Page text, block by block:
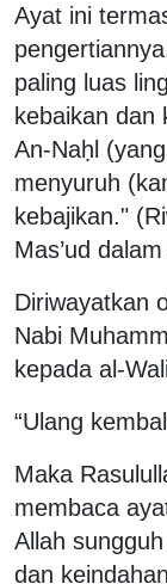
Ayat ini
paling luas
kebaikan dan
An-Naḥl
menyuruh
kebajikan."
Mas’ud
Diriwayatkan
Nabi
kepada al-
“Ulang
Maka
membaca
Allah
dan